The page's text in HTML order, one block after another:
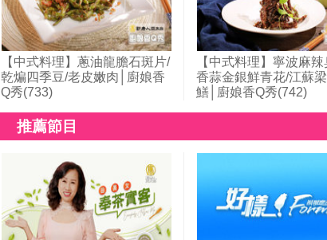
【中式料理】蔥油龍膽石斑片/
乾煸四季豆/老皮嫩肉│廚娘香
Q秀(733)
【中式料理】寧波麻
香蒜金銀鮮青花/江蘇
鱔│廚娘香Q秀(742)
推薦節目